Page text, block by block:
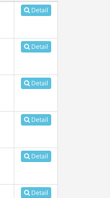
Detail
Detail
Detail
Detail
Detail
Detail